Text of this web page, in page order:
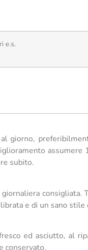
e.s.
giorno,
subito.
giornaliera
e di un sano stile
ed asciutto, al
conservato.